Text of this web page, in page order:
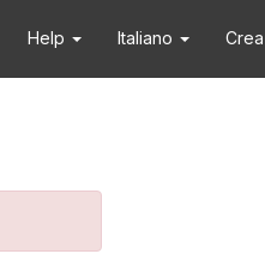
Help Italiano